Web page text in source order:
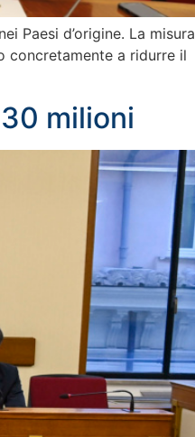
Paesi d’origine. La misura
concretamente a ridurre il
milioni